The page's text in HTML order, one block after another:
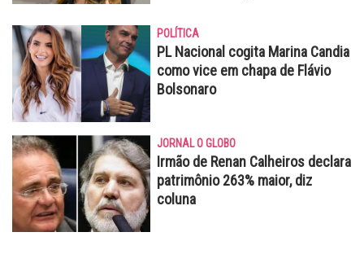
POLÍTICA
PL Nacional cogita Marina Candia
como vice em chapa de Flávio
Bolsonaro
JORNAL O GLOBO
Irmão de Renan Calheiros declara
patrimônio 263% maior, diz
coluna